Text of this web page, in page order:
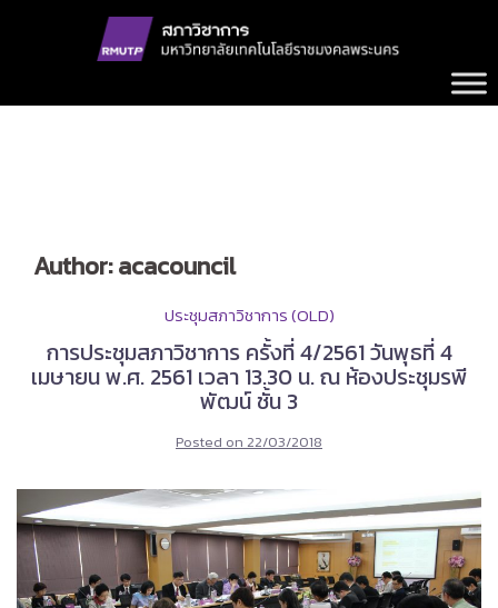
Author:acacouncil
ประชุมสภาวิชาการ (OLD)
การประชุมสภาวิชาการ ครั้งที่ 4/2561 วันพุธที่ 4
เมษายน พ.ศ. 2561 เวลา 13.30 น. ณ ห้องประชุมรพี
พัฒน์ ชั้น 3
Posted on 22/03/2018